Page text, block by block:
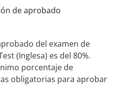
de aprobado
del examen de
(Inglesa) es del 80%.
porcentaje de
obligatorias para aprobar